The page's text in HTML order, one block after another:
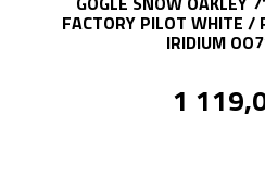
FACTORY PILOT WHITE /
IRIDIUM
1